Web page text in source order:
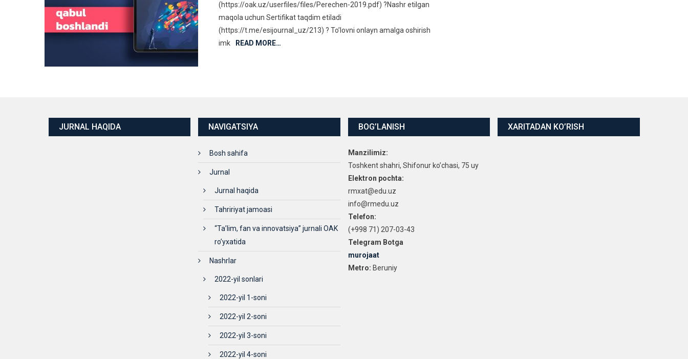
(https://oak.uz/userfiles/files/Perechen-2019.pdf) ?Nashr etilgan
maqola uchun Sertifikat taqdim etiladi
(https://t.me/esijournal_uz/213) ? To’lovni onlayn amalga oshirish
imk
READ MORE…
JURNAL HAQIDA NAVIGATSIYA
Bosh sahifa
Jurnal
Jurnal haqida
Tahririyat jamoasi
“Ta’lim, fan va innovatsiya” jurnali OAK
ro’yxatida
Nashrlar
2022-yil sonlari
2022-yil 1-soni
2022-yil 2-soni
2022-yil 3-soni
2022-yil 4-soni
BOG’LANISH
Manzilimiz:
Toshkent shahri, Shifonur ko’chasi, 75 uy
Elektron pochta:
rmxat@edu.uz
info@rmedu.uz
Telefon:
(+998 71) 207-03-43
Telegram Botga
murojaat
Metro: Beruniy
XARITADAN KO’RISH